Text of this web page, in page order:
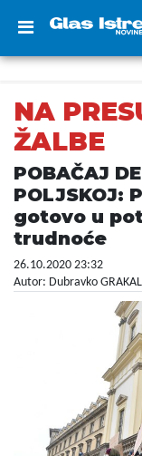
NA
ŽALBE
POBAČAJ
POLJSKOJ:
gotovo u
trudnoće
26.10.2020 23:32
Autor: Dubravko